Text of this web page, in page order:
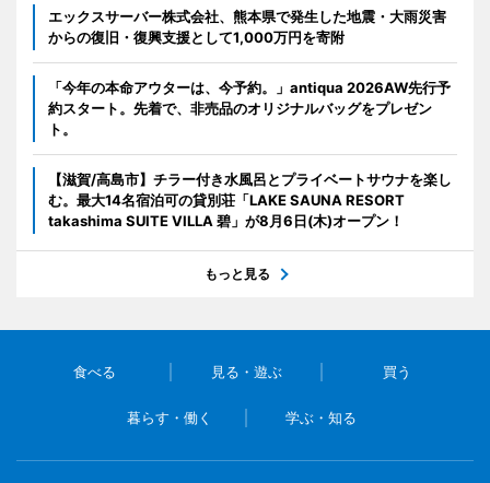
エックスサーバー株式会社、熊本県で発生した地震・大雨災害
からの復旧・復興支援として1,000万円を寄附
「今年の本命アウターは、今予約。」antiqua 2026AW先行予
約スタート。先着で、非売品のオリジナルバッグをプレゼン
ト。
【滋賀/高島市】チラー付き水風呂とプライベートサウナを楽し
む。最大14名宿泊可の貸別荘「LAKE SAUNA RESORT
takashima SUITE VILLA 碧」が8月6日(木)オープン！
もっと見る
食べる 見る・遊ぶ 買う
暮らす・働く 学ぶ・知る